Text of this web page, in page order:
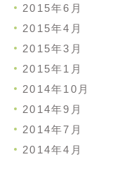
2015年6月
2015年4月
2015年3月
2015年1月
2014年10月
2014年9月
2014年7月
2014年4月